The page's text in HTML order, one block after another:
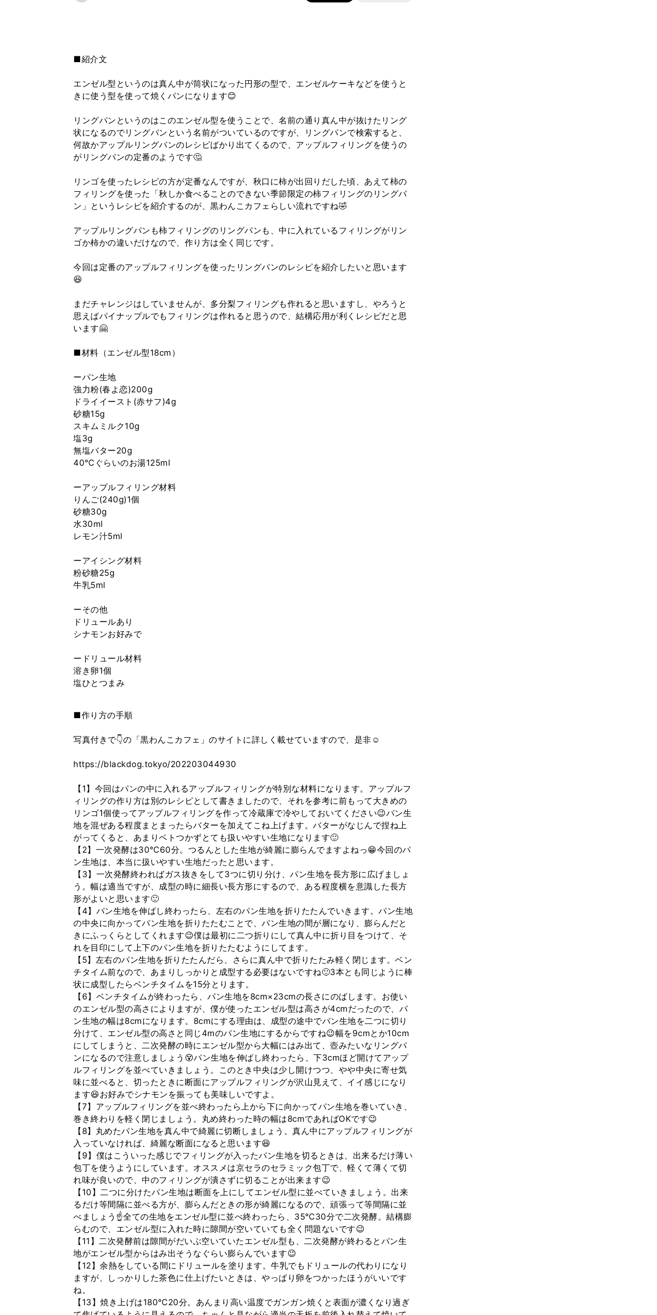
■紹介文
エンゼル型というのは真ん中が筒状になった円形の型で、エンゼルケーキなどを使うと
きに使う型を使って焼くパンになります😊
リングパンというのはこのエンゼル型を使うことで、名前の通り真ん中が抜けたリング
状になるのでリングパンという名前がついているのですが、リングパンで検索すると、
何故かアップルリングパンのレシピばかり出てくるので、アップルフィリングを使うの
がリングパンの定番のようです🤔
リンゴを使ったレシピの方が定番なんですが、秋口に柿が出回りだした頃、あえて柿の
フィリングを使った「秋しか食べることのできない季節限定の柿フィリングのリングパ
ン」というレシピを紹介するのが、黒わんこカフェらしい流れですね🤣
アップルリングパンも柿フィリングのリングパンも、中に入れているフィリングがリン
ゴか柿かの違いだけなので、作り方は全く同じです。
今回は定番のアップルフィリングを使ったリングパンのレシピを紹介したいと思います
😆
まだチャレンジはしていませんが、多分梨フィリングも作れると思いますし、やろうと
思えばパイナップルでもフィリングは作れると思うので、結構応用が利くレシピだと思
います🤗
■材料（エンゼル型18cm）
ーパン生地
強力粉(春よ恋)200g
ドライイースト(赤サフ)4g
砂糖15g
スキムミルク10g
塩3g
無塩バター20g
40℃ぐらいのお湯125ml
ーアップルフィリング材料
りんご(240g)1個
砂糖30g
水30ml
レモン汁5ml
ーアイシング材料
粉砂糖25g
牛乳5ml
ーその他
ドリュールあり
シナモンお好みで
ードリュール材料
溶き卵1個
塩ひとつまみ
■作り方の手順
写真付きで👇の「黒わんこカフェ」のサイトに詳しく載せていますので、是非☺️
https://blackdog.tokyo/202203044930
【1】今回はパンの中に入れるアップルフィリングが特別な材料になります。アップルフ
ィリングの作り方は別のレシピとして書きましたので、それを参考に前もって大きめの
リンゴ1個使ってアップルフィリングを作って冷蔵庫で冷やしておいてください😉パン生
地を混ぜある程度まとまったらバターを加えてこね上げます。バターがなじんで捏ね上
がってくると、あまりベトつかずとても扱いやすい生地になります🙂
【2】一次発酵は30℃60分。つるんとした生地が綺麗に膨らんでますよねっ😁今回のパ
ン生地は、本当に扱いやすい生地だったと思います。
【3】一次発酵終わればガス抜きをして3つに切り分け、パン生地を長方形に広げましょ
う。幅は適当ですが、成型の時に細長い長方形にするので、ある程度横を意識した長方
形がよいと思います🙂
【4】パン生地を伸ばし終わったら、左右のパン生地を折りたたんでいきます。パン生地
の中央に向かってパン生地を折りたたむことで、パン生地の間が層になり、膨らんだと
きにふっくらとしてくれます😉僕は最初に二つ折りにして真ん中に折り目をつけて、そ
れを目印にして上下のパン生地を折りたたむようにしてます。
【5】左右のパン生地を折りたたんだら、さらに真ん中で折りたたみ軽く閉じます。ベン
チタイム前なので、あまりしっかりと成型する必要はないですね🙂3本とも同じように棒
状に成型したらベンチタイムを15分とります。
【6】ベンチタイムが終わったら、パン生地を8cm×23cmの長さにのばします。お使い
のエンゼル型の高さによりますが、僕が使ったエンゼル型は高さが4cmだったので、パ
ン生地の幅は8cmになります。8cmにする理由は、成型の途中でパン生地を二つに切り
分けて、エンゼル型の高さと同じ4mのパン生地にするからですね😉幅を9cmとか10cm
にしてしまうと、二次発酵の時にエンゼル型から大幅にはみ出て、壺みたいなリングパ
ンになるので注意しましょう😵パン生地を伸ばし終わったら、下3cmほど開けてアップ
ルフィリングを並べていきましょう。このとき中央は少し開けつつ、やや中央に寄せ気
味に並べると、切ったときに断面にアップルフィリングが沢山見えて、イイ感じになり
ます😆お好みでシナモンを振っても美味しいですよ。
【7】アップルフィリングを並べ終わったら上から下に向かってパン生地を巻いていき、
巻き終わりを軽く閉じましょう。丸め終わった時の幅は8cmであればOKです😉
【8】丸めたパン生地を真ん中で綺麗に切断しましょう。真ん中にアップルフィリングが
入っていなければ、綺麗な断面になると思います😆
【9】僕はこういった感じでフィリングが入ったパン生地を切るときは、出来るだけ薄い
包丁を使うようにしています。オススメは京セラのセラミック包丁で、軽くて薄くて切
れ味が良いので、中のフィリングが潰さずに切ることが出来ます😉
【10】二つに分けたパン生地は断面を上にしてエンゼル型に並べていきましょう。出来
るだけ等間隔に並べる方が、膨らんだときの形が綺麗になるので、頑張って等間隔に並
べましょう☝全ての生地をエンゼル型に並べ終わったら、35℃30分で二次発酵。結構膨
らむので、エンゼル型に入れた時に隙間が空いていても全く問題ないです😉
【11】二次発酵前は隙間がだいぶ空いていたエンゼル型も、二次発酵が終わるとパン生
地がエンゼル型からはみ出そうなぐらい膨らんでいます😉
【12】余熱をしている間にドリュールを塗ります。牛乳でもドリュールの代わりになり
ますが、しっかりした茶色に仕上げたいときは、やっぱり卵をつかったほうがいいです
ね。
【13】焼き上げは180℃20分。あんまり高い温度でガンガン焼くと表面が濃くなり過ぎ